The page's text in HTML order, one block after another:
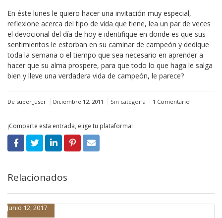
En éste lunes le quiero hacer una invitación muy especial,
reflexione acerca del tipo de vida que tiene, lea un par de veces
el devocional del día de hoy e identifique en donde es que sus
sentimientos le estorban en su caminar de campeón y dedique
toda la semana o el tiempo que sea necesario en aprender a
hacer que su alma prospere, para que todo lo que haga le salga
bien y lleve una verdadera vida de campeón, le parece?
De super_user Diciembre 12, 2011 Sin categoría 1 Comentario
¡Comparte esta entrada, elige tu plataforma!
Relacionados
Junio 12, 2017